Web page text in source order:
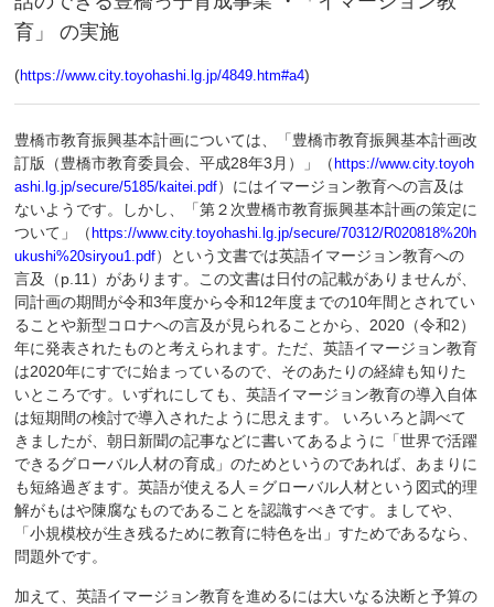
育」 の実施
(https://www.city.toyohashi.lg.jp/4849.htm#a4)
豊橋市教育振興基本計画については、「豊橋市教育振興基本計画改
訂版（豊橋市教育委員会、平成28年3月）」（https://www.city.toyoh
ashi.lg.jp/secure/5185/kaitei.pdf）にはイマージョン教育への言及は
ないようです。しかし、「第２次豊橋市教育振興基本計画の策定に
ついて」（https://www.city.toyohashi.lg.jp/secure/70312/R020818%20h
ukushi%20siryou1.pdf）という文書では英語イマージョン教育への
言及（p.11）があります。この文書は日付の記載がありませんが、
同計画の期間が令和3年度から令和12年度までの10年間とされてい
ることや新型コロナへの言及が見られることから、2020（令和2）
年に発表されたものと考えられます。ただ、英語イマージョン教育
は2020年にすでに始まっているので、そのあたりの経緯も知りた
いところです。いずれにしても、英語イマージョン教育の導入自体
は短期間の検討で導入されたように思えます。 いろいろと調べて
きましたが、朝日新聞の記事などに書いてあるように「世界で活躍
できるグローバル人材の育成」のためというのであれば、あまりに
も短絡過ぎます。英語が使える人＝グローバル人材という図式的理
解がもはや陳腐なものであることを認識すべきです。ましてや、
「小規模校が生き残るために教育に特色を出」すためであるなら、
問題外です。
加えて、英語イマージョン教育を進めるには大いなる決断と予算の